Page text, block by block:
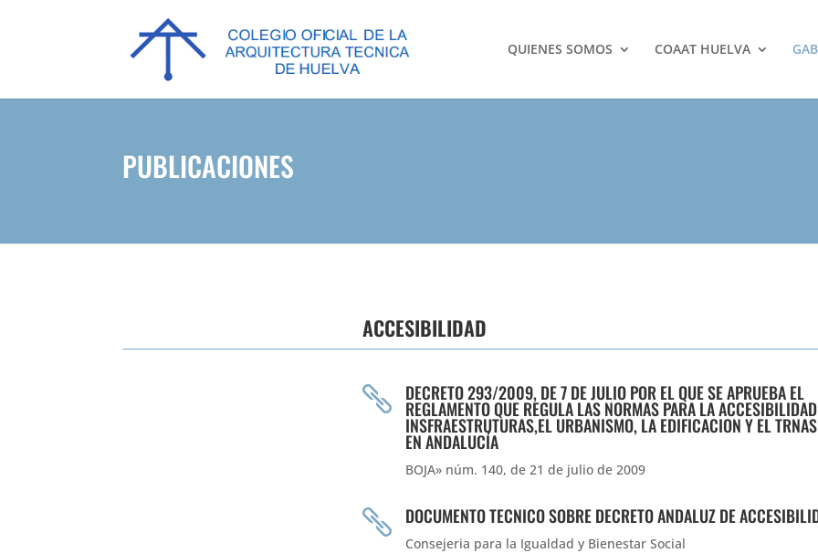
QUIENES SOMOS COAAT HUELVA
PUBLICACIONES
ACCESIBILIDAD
 DECRETO 293/2009, DE 7 DE JULIO POR EL QUE SE APRUEBA EL
REGLAMENTO QUE REGULA LAS NORMAS PARA LA
INSFRAESTRUTURAS,EL URBANISMO, LA EDIFICACION Y EL
EN ANDALUCÍA
BOJA» núm. 140, de 21 de julio de 2009
 DOCUMENTO TECNICO SOBRE DECRETO ANDALUZ DE
Consejeria para la Igualdad y Bienestar Social